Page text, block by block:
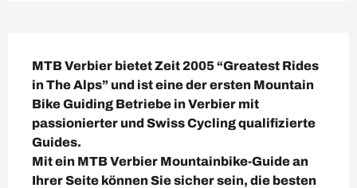
MTB Verbier bietet Zeit 2005 “Greatest Rides
in The Alps” und ist eine der ersten Mountain
Bike Guiding Betriebe in Verbier mit
passionierter und Swiss Cycling qualifizierte
Guides.
Mit ein MTB Verbier Mountainbike-Guide an
Ihrer Seite können Sie sicher sein, die besten